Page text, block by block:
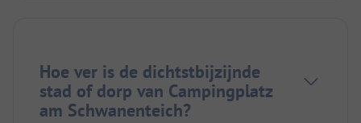
Hoe ver is de dichtstbijzijnde
stad of dorp van Campingplatz
am Schwanenteich?